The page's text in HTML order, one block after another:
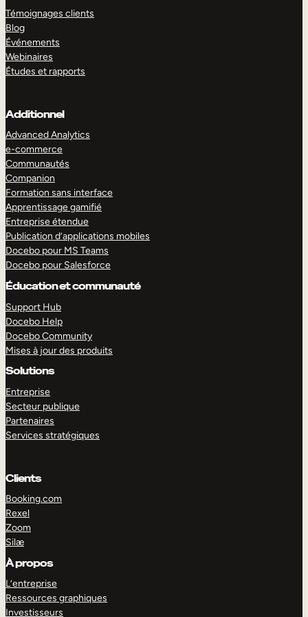
Témoignages clients
Blog
Événements
Webinaires
Études et rapports
Additionnel
Advanced Analytics
e-commerce
Communautés
Companion
Formation sans interface
Apprentissage gamifié
Entreprise étendue
Publication d’applications mobiles
Docebo pour MS Teams
Docebo pour Salesforce
Éducation et communauté
Support Hub
Docebo Help
Docebo Community
Mises à jour des produits
Solutions
Entreprise
Secteur publique
Partenaires
Services stratégiques
Clients
Booking.com
Rexel
Zoom
Silæ
À propos
L’entreprise
Ressources graphiques
Investisseurs